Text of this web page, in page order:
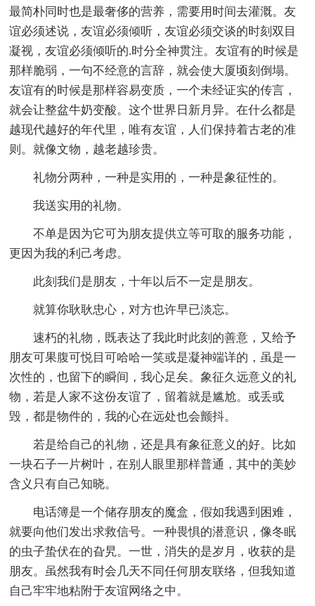
最简朴同时也是最奢侈的营养，需要用时间去灌溉。友
谊必须述说，友谊必须倾听，友谊必须交谈的时刻双目
凝视，友谊必须倾听的.时分全神贯注。友谊有的时候是
那样脆弱，一句不经意的言辞，就会使大厦顷刻倒塌。
友谊有的时候是那样容易变质，一个未经证实的传言，
就会让整盆牛奶变酸。这个世界日新月异。在什么都是
越现代越好的年代里，唯有友谊，人们保持着古老的准
则。就像文物，越老越珍贵。
礼物分两种，一种是实用的，一种是象征性的。
我送实用的礼物。
不单是因为它可为朋友提供立等可取的服务功能，
更因为我的利己考虑。
此刻我们是朋友，十年以后不一定是朋友。
就算你耿耿忠心，对方也许早已淡忘。
速朽的礼物，既表达了我此时此刻的善意，又给予
朋友可果腹可悦目可哈哈一笑或是凝神端详的，虽是一
次性的，也留下的瞬间，我心足矣。象征久远意义的礼
物，若是人家不这份友谊了，留着就是尴尬。或丢或
毁，都是物件的，我的心在远处也会颤抖。
若是给自己的礼物，还是具有象征意义的好。比如
一块石子一片树叶，在别人眼里那样普通，其中的美妙
含义只有自己知晓。
电话簿是一个储存朋友的魔盒，假如我遇到困难，
就要向他们发出求救信号。一种畏惧的潜意识，像冬眠
的虫子蛰伏在的旮旯。一世，消失的是岁月，收获的是
朋友。虽然我有时会几天不同任何朋友联络，但我知道
自己牢牢地粘附于友谊网络之中。